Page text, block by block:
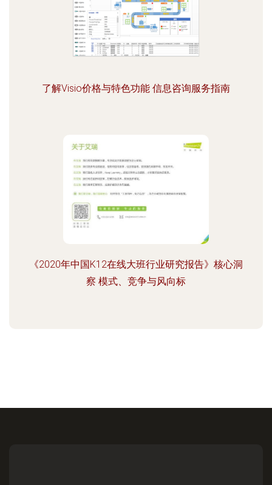
了解Visio价格与特色功能 信息咨询服务指南
《2020年中国K12在线大班行业研究报告》核心洞
察 模式、竞争与风向标